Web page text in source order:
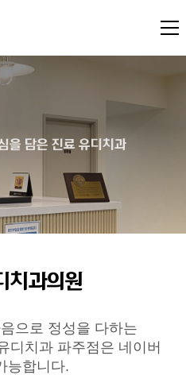
전
메
을 담은 진료 유디치과
치과의원
으로 정성을 다하는
디치과 파주점은 네이버
능합니다.